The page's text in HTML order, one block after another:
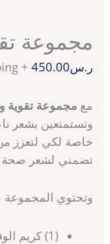
مجموعة
ر.س450.00
+ Free Shipping
معمجموعة تقوية
وتستمتعين بشعر
خاصة لكي لتعزز
تضمني لشعر صحة
وتحتوي
(1) كريم الوفيرا جيلي Forever Aloe Vera Gelly